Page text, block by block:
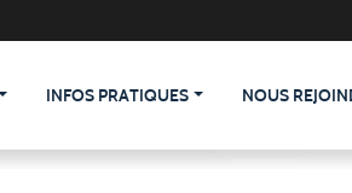
INFOS PRATIQUES NOUS